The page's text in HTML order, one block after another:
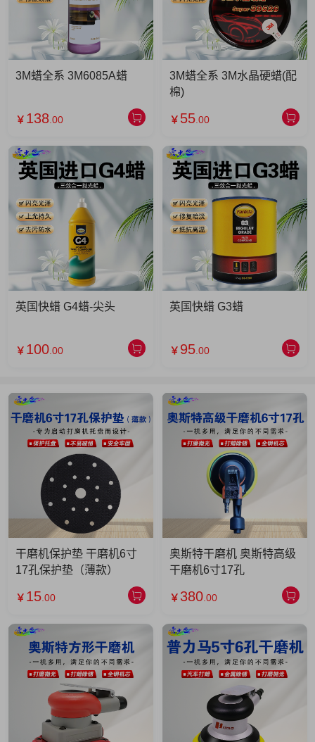
3M蜡全系 3M6085A蜡
￥ 138 .00
3M蜡全系 3M水晶硬蜡(配
棉)
￥ 55 .00
英国快蜡 G4蜡-尖头
￥ 100 .00
英国快蜡 G3蜡
￥ 95 .00
干磨机保护垫 干磨机6寸
17孔保护垫（薄款）
￥ 15 .00
奥斯特干磨机 奥斯特高级
干磨机6寸17孔
￥ 380 .00